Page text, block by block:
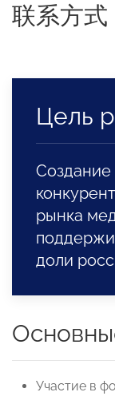
联系方式
Цель
Создание
рынка
доли
Участие в